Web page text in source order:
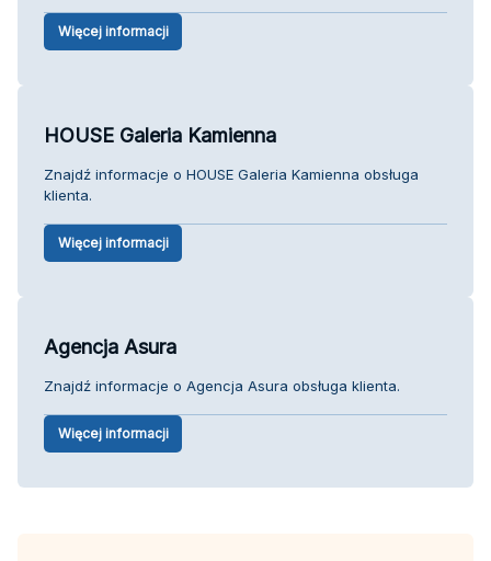
Więcej informacji
HOUSE Galeria Kamienna
Znajdź informacje o HOUSE Galeria Kamienna obsługa
klienta.
Więcej informacji
Agencja Asura
Znajdź informacje o Agencja Asura obsługa klienta.
Więcej informacji